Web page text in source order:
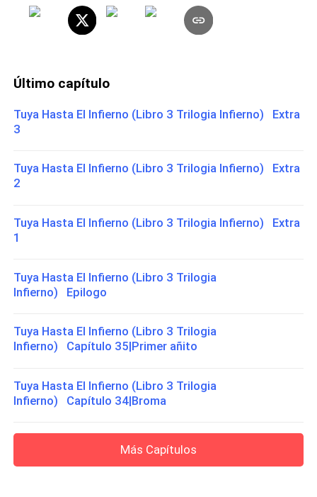
Último capítulo
Tuya Hasta El Infierno (Libro 3 Trilogia Infierno) Extra
3
Tuya Hasta El Infierno (Libro 3 Trilogia Infierno) Extra
2
Tuya Hasta El Infierno (Libro 3 Trilogia Infierno) Extra
1
Tuya Hasta El Infierno (Libro 3 Trilogia
Infierno) Epilogo
Tuya Hasta El Infierno (Libro 3 Trilogia
Infierno) Capítulo 35|Primer añito
Tuya Hasta El Infierno (Libro 3 Trilogia
Infierno) Capítulo 34|Broma
Más Capítulos